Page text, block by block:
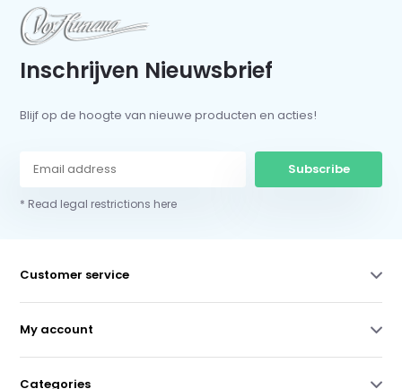
Inschrijven Nieuwsbrief
Blijf op de hoogte van nieuwe producten en acties!
Subscribe
* Read legal restrictions here
Customer service
My account
Categories